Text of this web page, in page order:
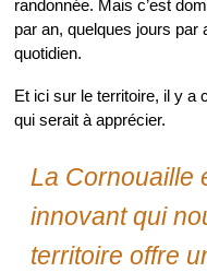
randonnée. Mais c’est
par an, quelques jours par
quotidien.
Et ici sur le territoire, il y a
qui serait à apprécier.
La Cornouaille
innovant qui
territoire offre